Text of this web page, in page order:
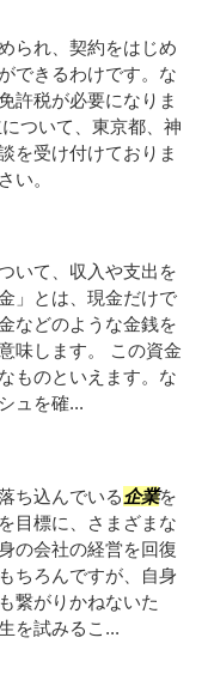
られ、契約をはじめ
できるわけです。な
許税が必要になりま
ついて、東京都、神
を受け付けておりま
い。
いて、収入や支出を
」とは、現金だけで
などのような金銭を
味します。 この資金
ものといえます。な
ュを確...
ち込んでいる企業を
目標に、さまざまな
の会社の経営を回復
ちろんですが、自身
繋がりかねないた
を試みるこ...